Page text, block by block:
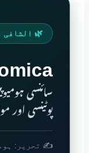
🌿 الشافی
سائنسی
پوٹینسی اور
✍️ تحریر: